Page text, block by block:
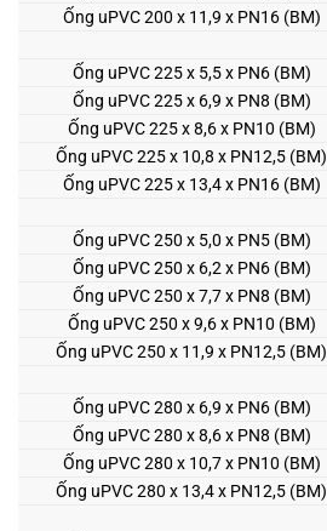
Ống uPVC 200 x 11,9 x PN16 (BM)
Ống uPVC 225 x 5,5 x PN6 (BM)
Ống uPVC 225 x 6,9 x PN8 (BM)
Ống uPVC 225 x 8,6 x PN10 (BM)
Ống uPVC 225 x 10,8 x PN12,5 (BM)
Ống uPVC 225 x 13,4 x PN16 (BM)
Ống uPVC 250 x 5,0 x PN5 (BM)
Ống uPVC 250 x 6,2 x PN6 (BM)
Ống uPVC 250 x 7,7 x PN8 (BM)
Ống uPVC 250 x 9,6 x PN10 (BM)
Ống uPVC 250 x 11,9 x PN12,5 (BM)
Ống uPVC 280 x 6,9 x PN6 (BM)
Ống uPVC 280 x 8,6 x PN8 (BM)
Ống uPVC 280 x 10,7 x PN10 (BM)
Ống uPVC 280 x 13,4 x PN12,5 (BM)